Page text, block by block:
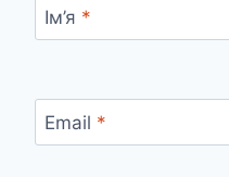
Ім’я *
Email *